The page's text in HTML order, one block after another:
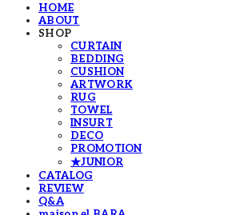
HOME
ABOUT
SHOP
CURTAIN
BEDDING
CUSHION
ARTWORK
RUG
TOWEL
INSURT
DECO
PROMOTION
★JUNIOR
CATALOG
REVIEW
Q&A